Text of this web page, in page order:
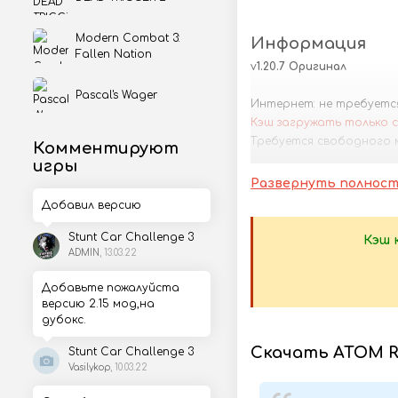
Modern Combat 3:
Fallen Nation
Pascal's Wager
Комментируют
игры
Добавил версию
Stunt Car Challenge 3
ADMIN , 13.03.22
Добавьте пожалуйста
версию 2.15 мод,на
дубокс.
Stunt Car Challenge 3
Vasilykop , 10.03.22
Информация
v1.20.7 Оригинал
Интернет: не
Кэш загружать только
Требуется свободного
3.11.2021 - Изменения не
Развернуть
Кэш
Скачать ATOM